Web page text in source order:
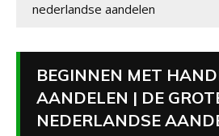
nederlandse aandelen
BEGINNEN MET
AANDELEN | DE
NEDERLANDSE